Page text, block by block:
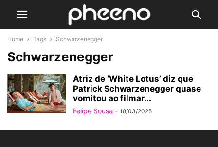
Home Tags Schwarzenegger
Schwarzenegger
Atriz de ‘White Lotus’ diz que
Patrick Schwarzenegger quase
vomitou ao filmar...
Felipe Sousa - 18/03/2025